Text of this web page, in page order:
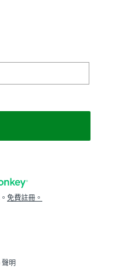
免費註冊。
聲明